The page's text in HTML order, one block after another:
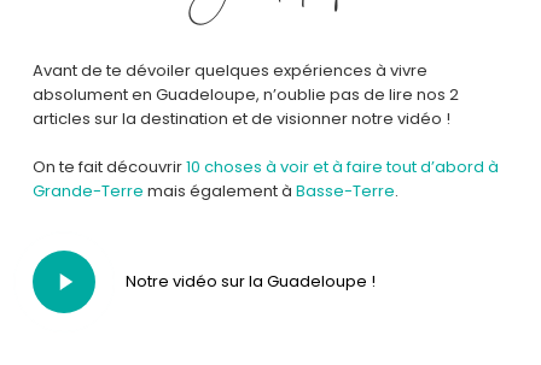
Avant de te dévoiler quelques expériences à vivre
absolument en Guadeloupe, n’oublie pas de lire nos 2
articles sur la destination et de visionner notre vidéo !
On te fait découvrir10 choses à voir et à faire tout d’abord à
Grande-Terre mais également àBasse-Terre.
Play
Video
Notre vidéo sur la Guadeloupe !